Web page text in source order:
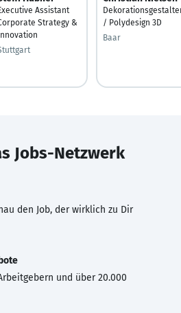
Assistant
Strategy &
/ Polydesign 3D
Baar
Jobs-Netzwerk
den Job, der wirklich zu Dir
und über 20.000